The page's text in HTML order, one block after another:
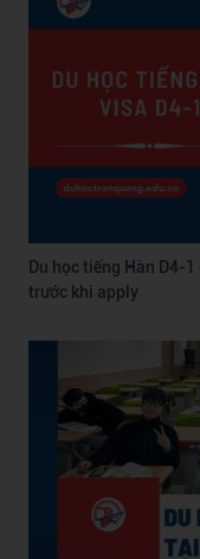
Du học tiếng Hàn D4-
trước khi apply